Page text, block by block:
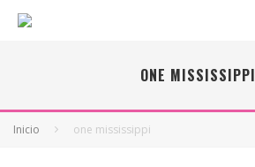
ONE MISSISSIPPI
Inicio one mississippi